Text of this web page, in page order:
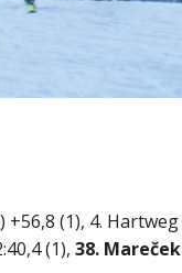
+56,8 (1), 4. Hartweg
(1), 38. Mareček